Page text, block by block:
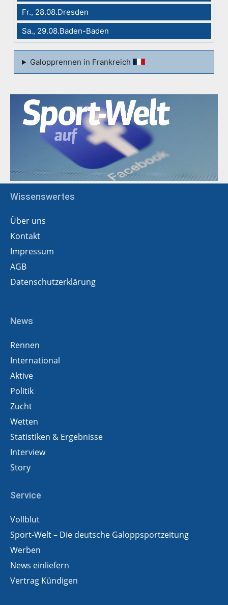
Fr., 28.08.Dresden
Sa., 29.08.Baden-Baden
Galopprennen in Frankreich
Wissenswertes
Über uns
Kontakt
Impressum
AGB
Datenschutzerklärung
News
Rennen
International
Aktive
Politik
Zucht
Wetten
Statistiken & Ergebnisse
Interview
Story
Service
Vollblut
Sport-Welt – Die deutsche Galoppsportzeitung
Werben
News einliefern
Vertrag Kündigen